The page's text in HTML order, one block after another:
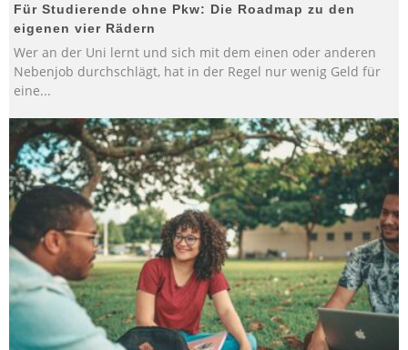
Für Studierende ohne Pkw: Die Roadmap zu den
eigenen vier Rädern
Wer an der Uni lernt und sich mit dem einen oder anderen
Nebenjob durchschlägt, hat in der Regel nur wenig Geld für
eine...